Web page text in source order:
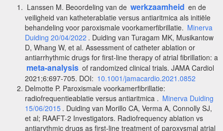
Lanssen M. Beoordeling van de werkzaamheid en de
veiligheid van katheterablatie versus antiaritmica als initiële
behandeling voor paroxismale voorkamerfibrillatie. Minerva
Duiding 20/04/2022 . Duiding van Turagam MK, Musikantow
D, Whang W, et al. Assessment of catheter ablation or
antiarrhythmic drugs for first-line therapy of atrial fibrillation: a
meta-analysis of randomized clinical trials. JAMA Cardiol
2021;6:697-705. DOI: 10.1001/jamacardio.2021.0852
Delmotte P. Paroxismale voorkamerfibrillatie:
radiofrequentieablatie versus antiaritmica . Minerva Duiding
15/06/2015 . Duiding van Morillo CA, Verma A, Connolly SJ,
et al; RAAFT-2 Investigators. Radiofrequency ablation vs
antiarythmic drugs as first-line treatment of paroxysmal atrial